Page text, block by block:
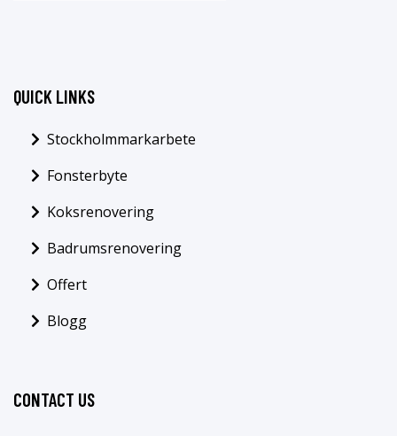
QUICK LINKS
Stockholmmarkarbete
Fonsterbyte
Koksrenovering
Badrumsrenovering
Offert
Blogg
CONTACT US